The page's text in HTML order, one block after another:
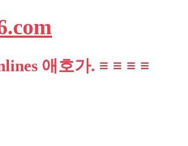
애호가. ≡ ≡ ≡ ≡